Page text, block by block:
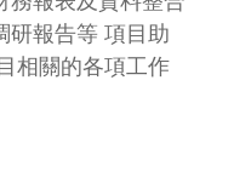
研報告等 項目助
相關的各項工作